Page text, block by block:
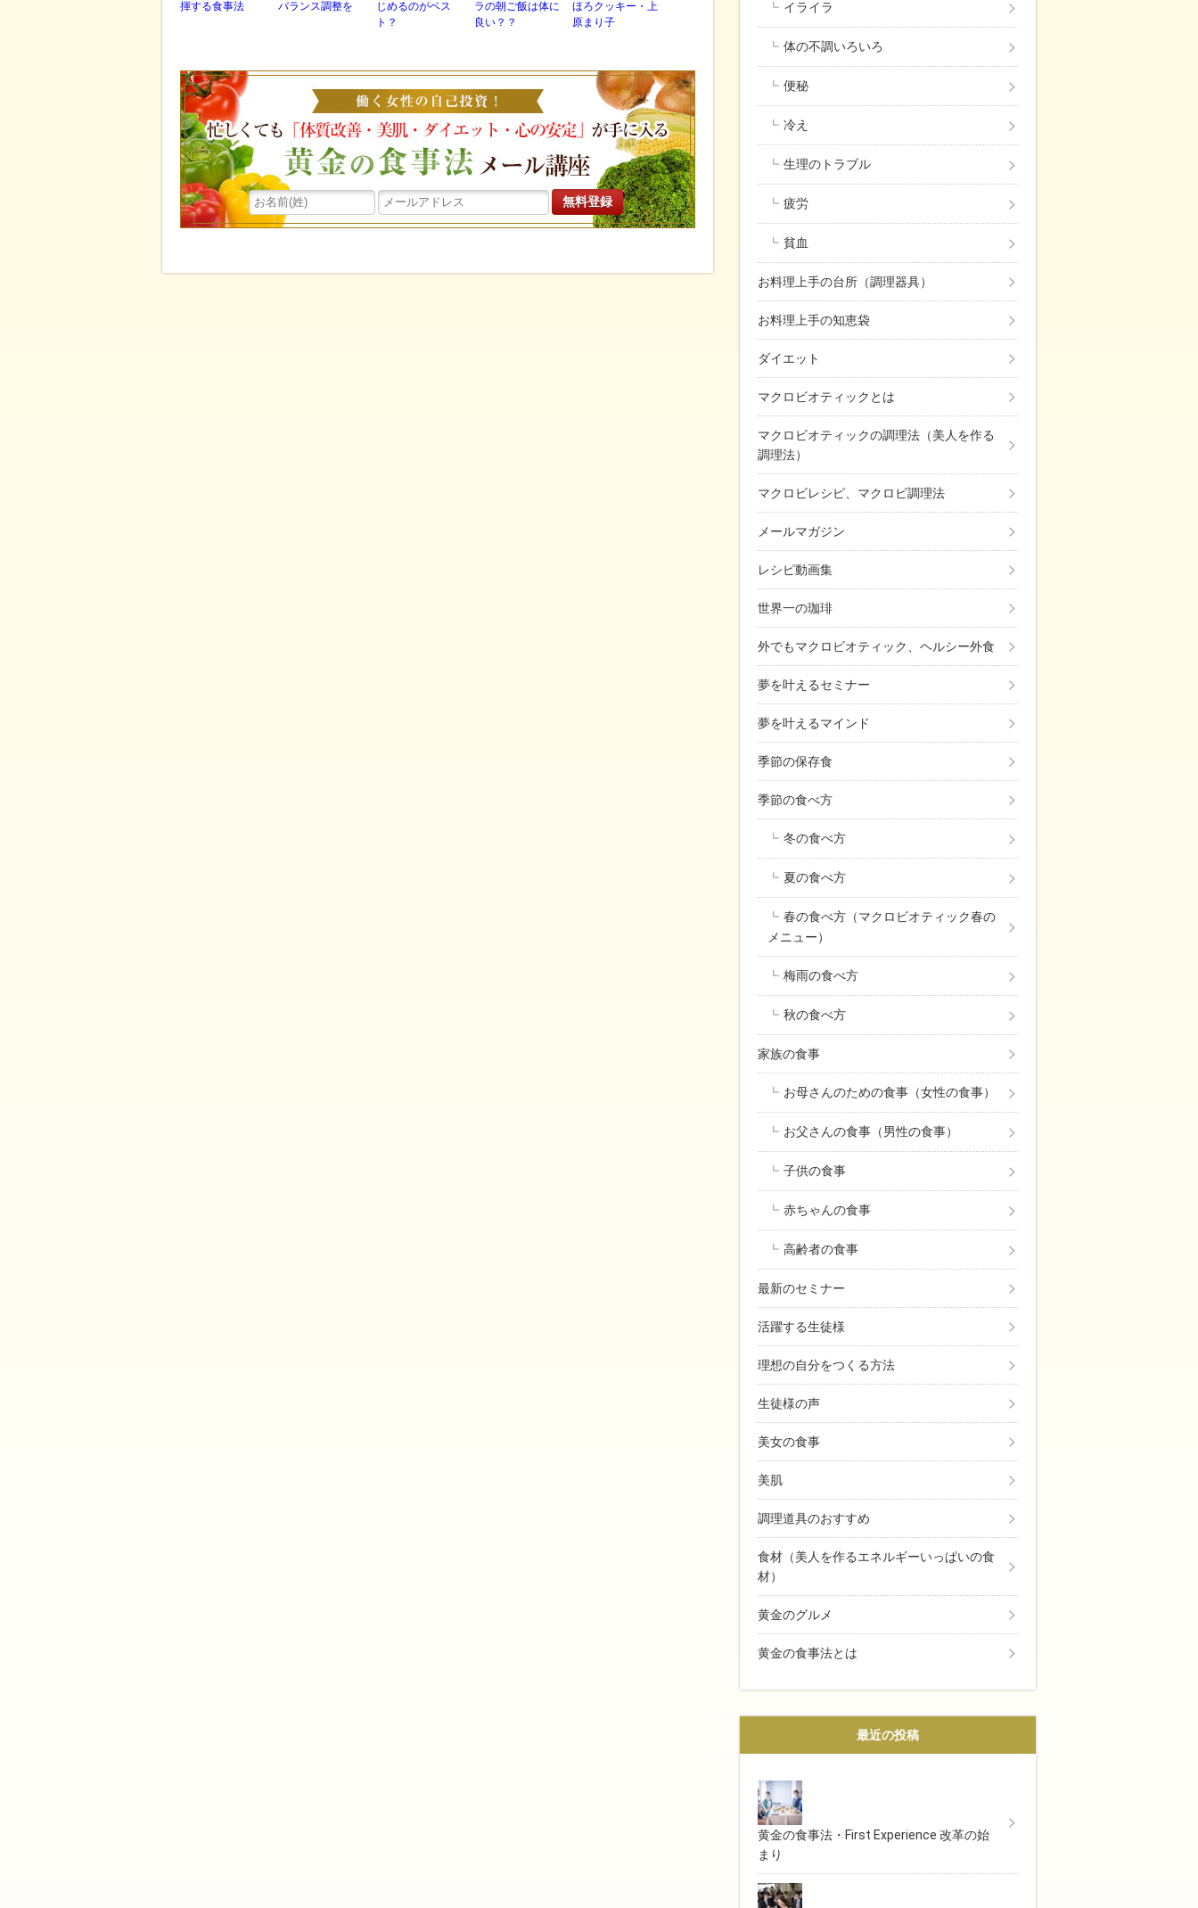
揮する食事法
バランス調整を
じめるのがベス
ト？
ラの朝ご飯は体に
良い？？
ほろクッキー・上
原まり子
働く女性の自己投資！忙しくても「体質改善・美肌・ダイエ
イライラ
体の不調いろいろ
便秘
冷え
生理のトラブル
疲労
貧血
お料理上手の台所（調理器具）
お料理上手の知恵袋
ダイエット
マクロビオティックとは
マクロビオティックの調理法（美人を作る
調理法）
マクロビレシピ、マクロビ調理法
メールマガジン
レシピ動画集
世界一の珈琲
外でもマクロビオティック、ヘルシー外食
夢を叶えるセミナー
夢を叶えるマインド
季節の保存食
季節の食べ方
冬の食べ方
夏の食べ方
春の食べ方（マクロビオティック春の
メニュー）
梅雨の食べ方
秋の食べ方
家族の食事
お母さんのための食事（女性の食事）
お父さんの食事（男性の食事）
子供の食事
赤ちゃんの食事
高齢者の食事
最新のセミナー
活躍する生徒様
理想の自分をつくる方法
生徒様の声
美女の食事
美肌
調理道具のおすすめ
食材（美人を作るエネルギーいっぱいの食
材）
黄金のグルメ
黄金の食事法とは
最近の投稿
黄金の食事法・First Experience 改革の始
まり